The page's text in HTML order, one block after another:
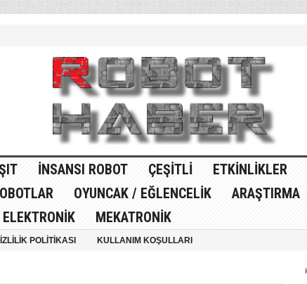
İNSANSI ROBOT ÇEŞITLI ETKINLIKLER
OYUNCAK / EĞLENCELIK ARAŞTIRMA
ELEKTRONIK MEKATRONIK
POLITIKASI KULLANIM KOŞULLARI